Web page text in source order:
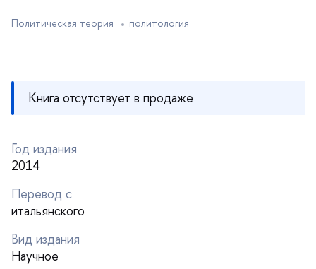
Политическая теория политология
Книга отсутствует в продаже
Год издания
2014
Перевод с
итальянского
ид издания
Научное